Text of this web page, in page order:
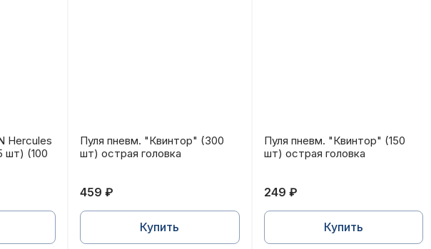
Hercules 6,35 мм, 2,85 гр. (125 шт) (100 в упаковке)
Hercules
шт) (100
Пуля пневм. "Квинтор" (300 шт) острая головка
Пуля пневм. "Квинтор" (300
шт) острая головка
459 ₽
Купить
Пуля пневм. "Квинтор" (150
Пуля пневм. "Квинтор" (150
шт) острая головка
249 ₽
Купить